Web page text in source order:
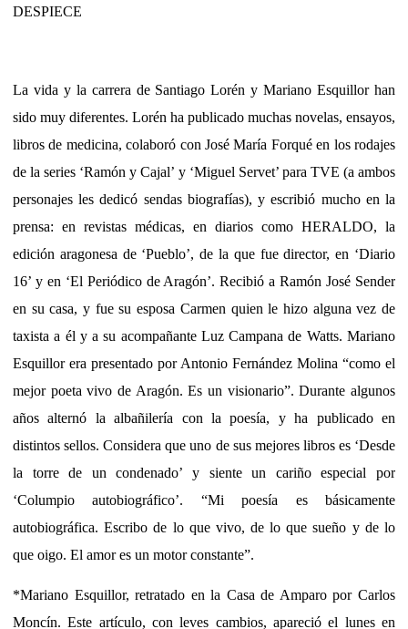
DESPIECE
La vida y la carrera de Santiago Lorén y Mariano Esquillor han
sido muy diferentes. Lorén ha publicado muchas novelas, ensayos,
libros de medicina, colaboró con José María Forqué en los rodajes
de la series ‘Ramón y Cajal’ y ‘Miguel Servet’ para TVE (a ambos
personajes les dedicó sendas biografías), y escribió mucho en la
prensa: en revistas médicas, en diarios como HERALDO, la
edición aragonesa de ‘Pueblo’, de la que fue director, en ‘Diario
16’ y en ‘El Periódico de Aragón’. Recibió a Ramón José Sender
en su casa, y fue su esposa Carmen quien le hizo alguna vez de
taxista a él y a su acompañante Luz Campana de Watts. Mariano
Esquillor era presentado por Antonio Fernández Molina “como el
mejor poeta vivo de Aragón. Es un visionario”. Durante algunos
años alternó la albañilería con la poesía, y ha publicado en
distintos sellos. Considera que uno de sus mejores libros es ‘Desde
la torre de un condenado’ y siente un cariño especial por
‘Columpio autobiográfico’. “Mi poesía es básicamente
autobiográfica. Escribo de lo que vivo, de lo que sueño y de lo
que oigo. El amor es un motor constante”.
*Mariano Esquillor, retratado en la Casa de Amparo por Carlos
Moncín. Este artículo, con leves cambios, apareció el lunes en